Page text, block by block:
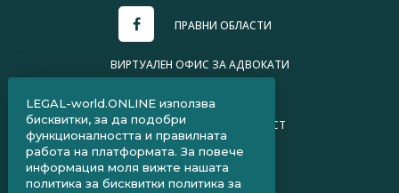
ПРАВНИ ОБЛАСТИ
ВИРТУАЛЕН ОФИС ЗА АДВОКАТИ
ПОЛИТИКА ЗА ПОВЕРИТЕЛНОСТ
ЧЗВ ЗА КЛИЕНТИ
ЧЗВ ЗА АДВОКАТИ
LEGAL-world.ONLINE използва
бисквитки, за да подобри
функционалността и правилната
работа на платформата. За повече
информация моля вижте нашата
политика за бисквитки политика за